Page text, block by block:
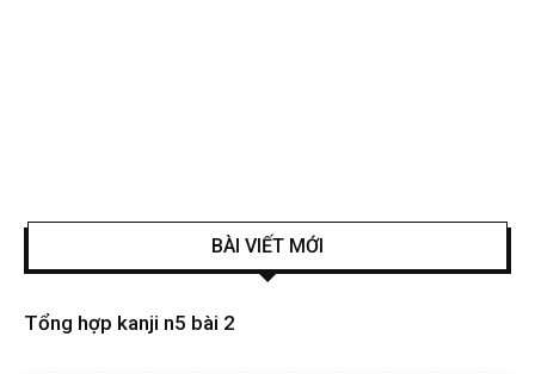
BÀI VIẾT MỚI
Tổng hợp kanji n5 bài 2